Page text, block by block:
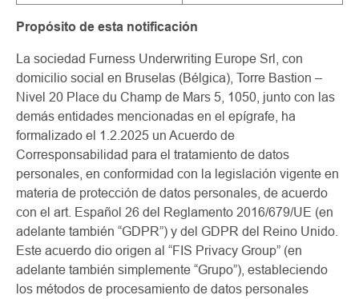
Propósito de esta notificación
La sociedad Furness Underwriting Europe Srl, con
domicilio social en Bruselas (Bélgica), Torre Bastion –
Nivel 20 Place du Champ de Mars 5, 1050, junto con las
demás entidades mencionadas en el epígrafe, ha
formalizado el 1.2.2025 un Acuerdo de
Corresponsabilidad para el tratamiento de datos
personales, en conformidad con la legislación vigente en
materia de protección de datos personales, de acuerdo
con el art. Español 26 del Reglamento 2016/679/UE (en
adelante también “GDPR”) y del GDPR del Reino Unido.
Este acuerdo dio origen al “FIS Privacy Group” (en
adelante también simplemente “Grupo”), estableciendo
los métodos de procesamiento de datos personales